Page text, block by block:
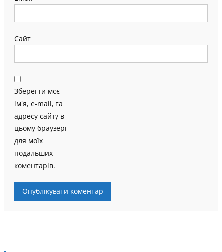
Сайт
Зберегти моє
ім'я, e-mail, та
адресу сайту в
цьому браузері
для моїх
подальших
коментарів.